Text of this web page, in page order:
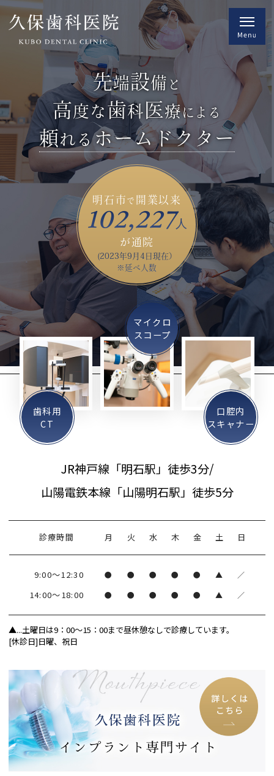
先端設備 と
高度な 歯科 医療による
頼れるホームドクター
明石市 で 開業以来
102,227人
が通院
(2023年9月4日現在）
※延べ人数
歯科用
CT
マイクロ
スコープ
口腔内
スキャナー
JR神戸線「明石駅」徒歩3分/
山陽電鉄本線「山陽明石駅」徒歩5分
診療時間 月 火 水 木 金 土 日
9:00～12:30 ● ● ● ● ● ▲ ／
14:00～18:00 ● ● ● ● ● ▲ ／
▲...土曜日は9：00～15：00まで昼休憩なしで診療しています。
[休診日]日曜、祝日